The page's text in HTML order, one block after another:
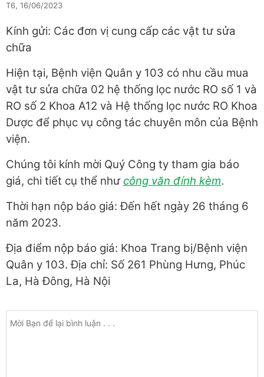
T6, 16/06/2023
Kính gửi: Các đơn vị cung cấp các vật tư sửa
chữa
Hiện tại, Bệnh viện Quân y 103 có nhu cầu mua
vật tư sửa chữa 02 hệ thống lọc nước RO số 1 và
RO số 2 Khoa A12 và Hệ thống lọc nước RO Khoa
Dược để phục vụ công tác chuyên môn của Bệnh
viện.
Chúng tôi kính mời Quý Công ty tham gia báo
giá, chi tiết cụ thể như công văn đính kèm.
Thời hạn nộp báo giá: Đến hết ngày 26 tháng 6
năm 2023.
Địa điểm nộp báo giá: Khoa Trang bị/Bệnh viện
Quân y 103. Địa chỉ: Số 261 Phùng Hưng, Phúc
La, Hà Đông, Hà Nội